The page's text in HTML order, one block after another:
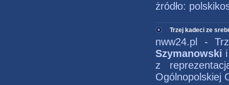
żródło:
Trzej kadeci ze
nww24.pl -
Szymanowski
z
Ogólnopolskiej